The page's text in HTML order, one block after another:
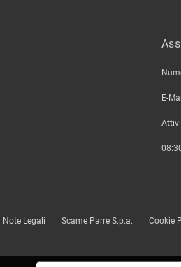
E-
Note Legali Scame Parre S.p.a. Cookie